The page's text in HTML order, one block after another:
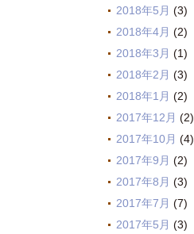
2018年5月 (3)
2018年4月 (2)
2018年3月 (1)
2018年2月 (3)
2018年1月 (2)
2017年12月 (2)
2017年10月 (4)
2017年9月 (2)
2017年8月 (3)
2017年7月 (7)
2017年5月 (3)